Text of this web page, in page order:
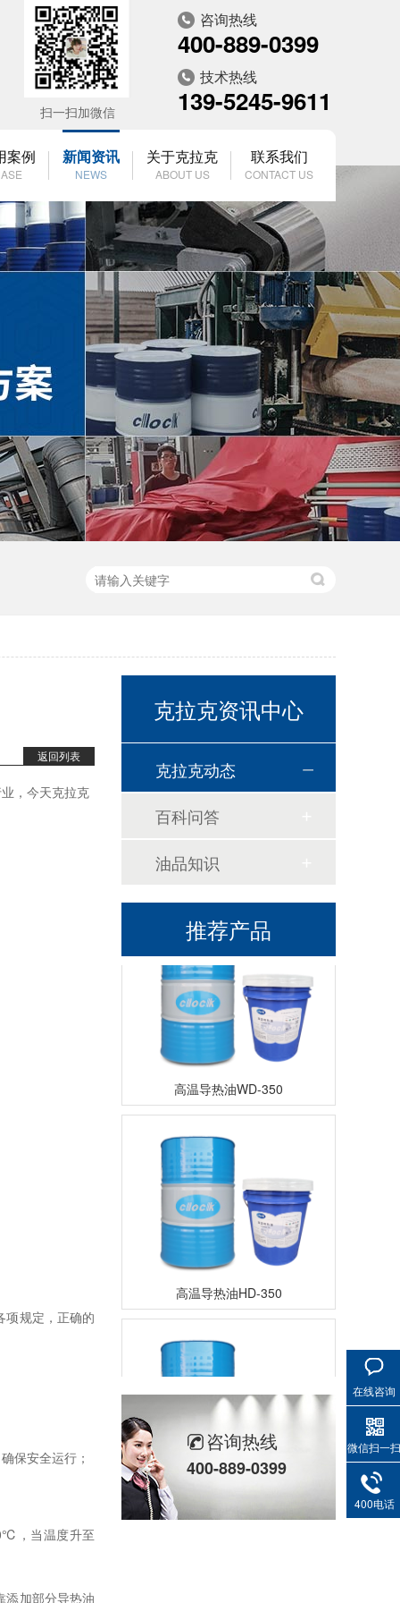
咨询热线
400-889-0399
技术热线
139-5245-9611
扫一扫加微信
案例 新闻资讯
NEWS
关于克拉克
ABOUT US
联系我们
CONTACT US
返回列表
， 今天克拉克
项规定，正确的
保安全运行；
，当温度升至
添加部分导热油
克拉克资讯中心
克拉克动态
百科问答
油品知识
推荐产品
高温链条油HL350
高温导热油KD-320
高温导热油RD-400
咨询热线
400-889-0399
在线咨询
微信扫一扫
400电话